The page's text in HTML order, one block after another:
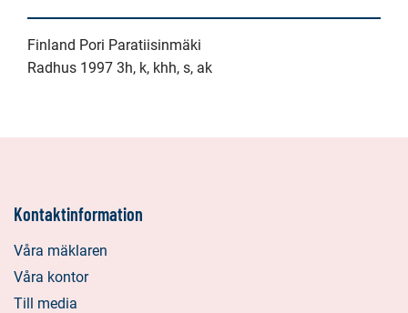
Finland Pori Paratiisinmäki
Radhus 1997 3h, k, khh, s, ak
Kontaktinformation
Våra mäklaren
Våra kontor
Till media